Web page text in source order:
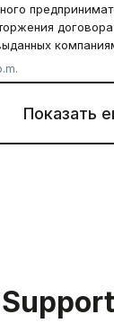
Показать